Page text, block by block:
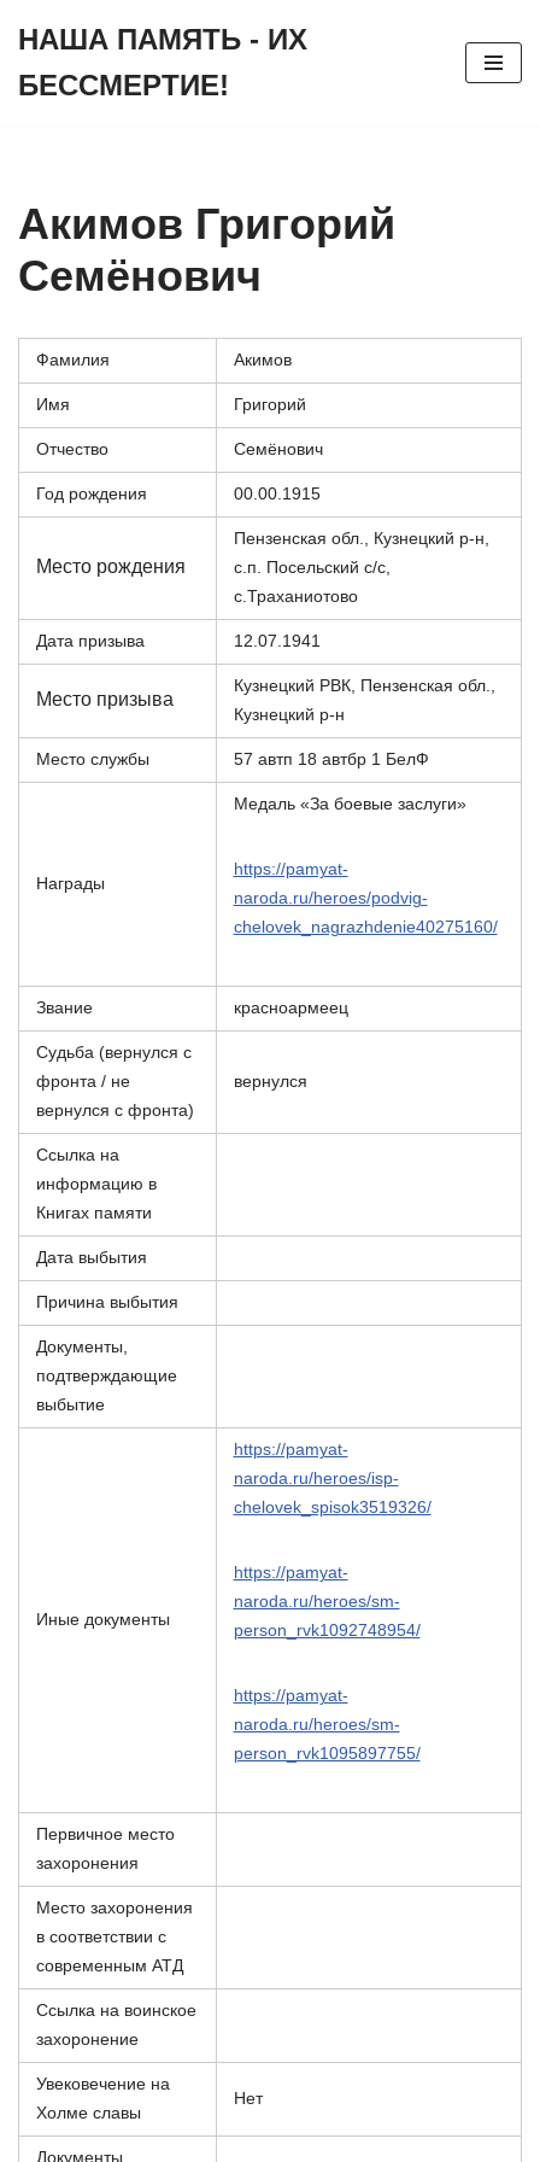
к
НАША ПАМЯТЬ - ИХ
БЕССМЕРТИЕ!
Акимов Григорий
Семёнович
Фамилия Акимов
Имя Григорий
Отчество Семёнович
Год рождения 00.00.1915
Место рождения
Пензенская обл., Кузнецкий р-н,
с.п. Посельский с/с,
с.Траханиотово
Дата призыва 12.07.1941
Место призыва
Кузнецкий РВК, Пензенская обл.,
Кузнецкий р-н
Место службы 57 автп 18 автбр 1 БелФ
Награды
Медаль «За боевые заслуги»
https://pamyat-
naroda.ru/heroes/podvig-
chelovek_nagrazhdenie40275160/
Звание красноармеец
Судьба (вернулся с
фронта / не
вернулся с фронта)
вернулся
Ссылка на
информацию в
Книгах памяти
Дата выбытия
Причина выбытия
Документы,
подтверждающие
выбытие
Иные документы
https://pamyat-
naroda.ru/heroes/isp-
chelovek_spisok3519326/
https://pamyat-
naroda.ru/heroes/sm-
person_rvk1092748954/
https://pamyat-
naroda.ru/heroes/sm-
person_rvk1095897755/
Первичное место
захоронения
Место захоронения
в соответствии с
современным АТД
Ссылка на воинское
захоронение
Увековечение на
Холме славы
Нет
Документы